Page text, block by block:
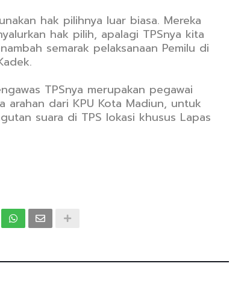
hak pilihnya luar biasa. Mereka
hak pilih, apalagi TPSnya kita
semarak pelaksanaan Pemilu di
TPSnya merupakan pegawai
arahan dari KPU Kota Madiun, untuk
suara di TPS lokasi khusus Lapas